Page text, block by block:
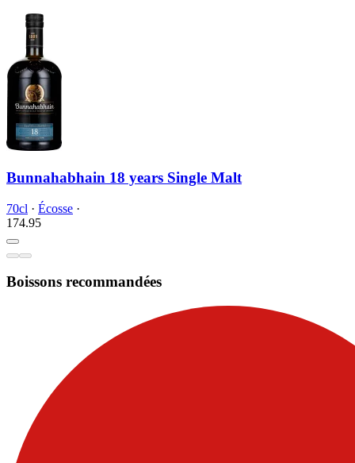
Bunnahabhain 18 years Single Malt
70cl · Écosse ·
174.95
Boissons recommandées